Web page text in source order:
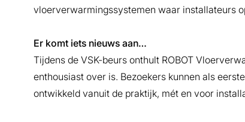
vloerverwarmingssystemen waar installateurs
Er komt iets nieuws aan…
Tijdens de VSK-beurs onthult ROBOT
enthousiast over is. Bezoekers kunnen als
ontwikkeld vanuit de praktijk, mét en voor